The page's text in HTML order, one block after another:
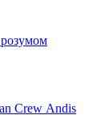
розумом
Crew Andis